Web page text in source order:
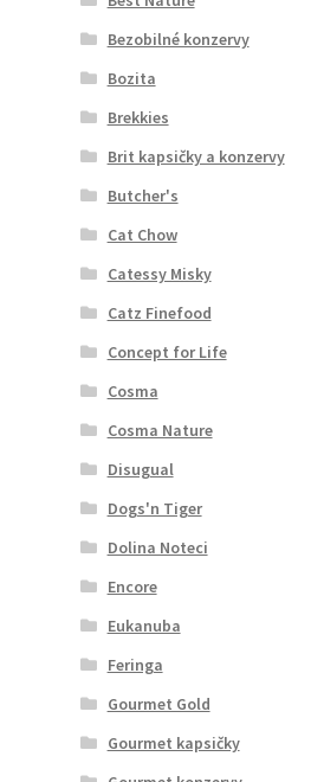
Bezobilné konzervy
Bozita
Brekkies
Brit kapsičky a konzervy
Butcher's
Cat Chow
Catessy Misky
Catz Finefood
Concept for Life
Cosma
Cosma Nature
Disugual
Dogs'n Tiger
Dolina Noteci
Encore
Eukanuba
Feringa
Gourmet Gold
Gourmet kapsičky